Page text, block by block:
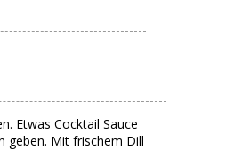
Etwas Cocktail Sauce
geben. Mit frischem Dill